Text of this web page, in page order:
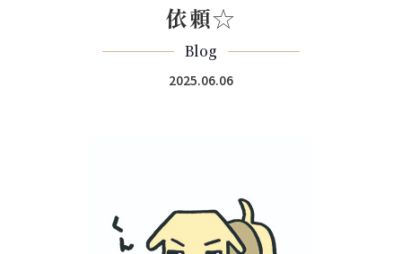
依頼☆
Blog
2025.06.06